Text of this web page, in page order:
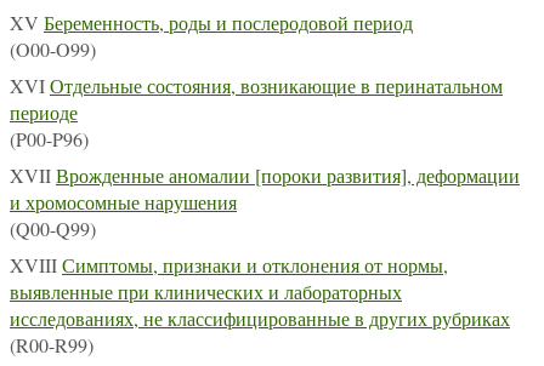
XV Беременность, роды и послеродовой период
(O00-O99)
XVIОтдельные состояния, возникающие в перинатальном
периоде
(P00-P96)
XVIIВрожденные аномалии [пороки развития], деформации
и хромосомные нарушения
(Q00-Q99)
XVIIIСимптомы, признаки и отклонения от нормы,
выявленные при клинических и лабораторных
исследованиях, не классифицированные в других рубриках
(R00-R99)